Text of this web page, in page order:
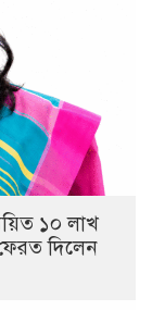
১০ লাখ
দিলেন